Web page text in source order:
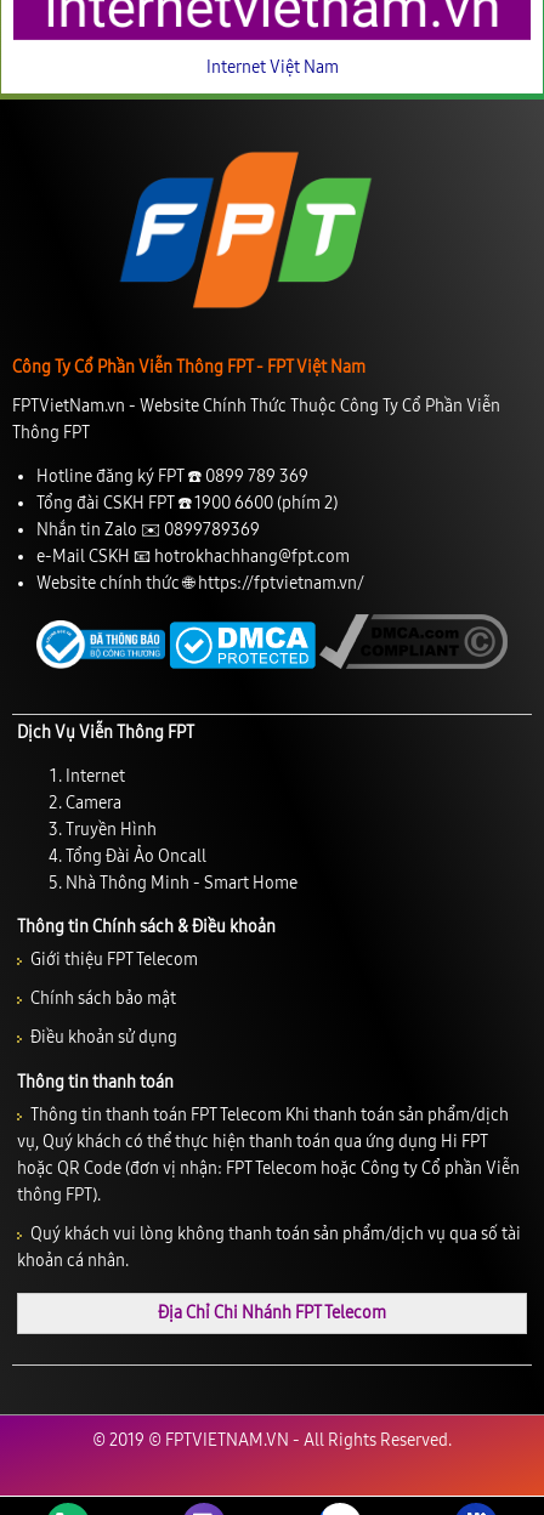
Internet Việt Nam
Công Ty Cổ Phần Viễn Thông FPT - FPT Việt Nam
FPTVietNam.vn - Website Chính Thức Thuộc Công Ty Cổ Phần Viễn
Thông FPT
Hotline đăng ký FPT ☎️ 0899 789 369
Tổng đài CSKH FPT ☎️1900 6600(phím 2)
Nhắn tin Zalo ✉️ 0899789369
e-Mail CSKH 📧 hotrokhachhang@fpt.com
Website chính thức 🌐 https://fptvietnam.vn/
Dịch Vụ Viễn Thông FPT
Internet
Camera
Truyền Hình
Tổng Đài Ảo Oncall
Nhà Thông Minh - Smart Home
Thông tin Chính sách & Điều khoản
Giới thiệu FPT Telecom
Chính sách bảo mật
Điều khoản sử dụng
Thông tin thanh toán
Thông tin thanh toán FPT Telecom Khi thanh toán sản phẩm/dịch
vụ, Quý khách có thể thực hiện thanh toán qua ứng dụng Hi FPT
hoặc QR Code (đơn vị nhận: FPT Telecom hoặc Công ty Cổ phần Viễn
thông FPT).
Quý khách vui lòng không thanh toán sản phẩm/dịch vụ qua số tài
khoản cá nhân.
Địa Chỉ Chi Nhánh FPT Telecom
© 2019 © FPTVIETNAM.VN - All Rights Reserved.